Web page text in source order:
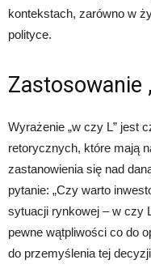
kontekstach, zarówno w
polityce.
Zastosowanie
Wyrażenie „w czy L” jest
retorycznych, które mają
zastanowienia się nad
pytanie: „Czy warto
sytuacji rynkowej – w czy
pewne wątpliwości co do
do przemyślenia tej